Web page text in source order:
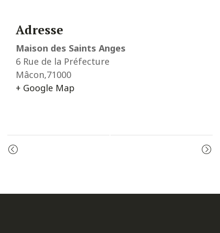
Adresse
Maison des Saints Anges
6 Rue de la Préfecture
Mâcon,71000
+ Google Map
Event